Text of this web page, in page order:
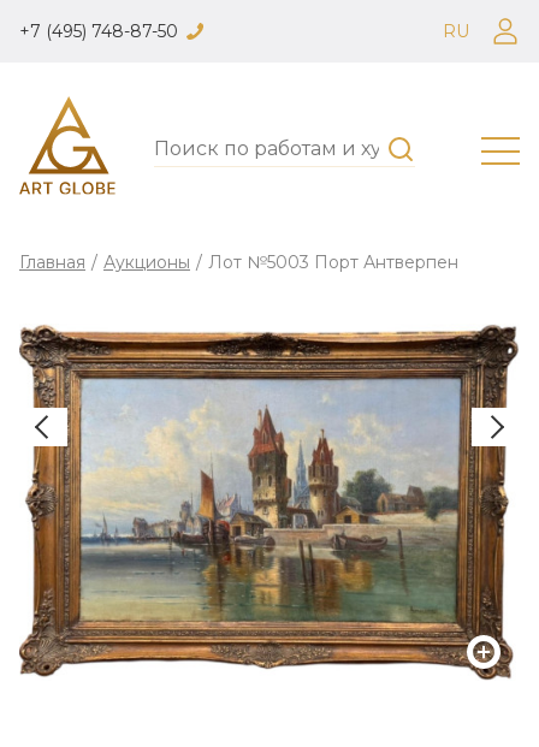
+7 (495) 748-87-50 RU
Главная / Аукционы / Лот №5003 Порт Антверпен